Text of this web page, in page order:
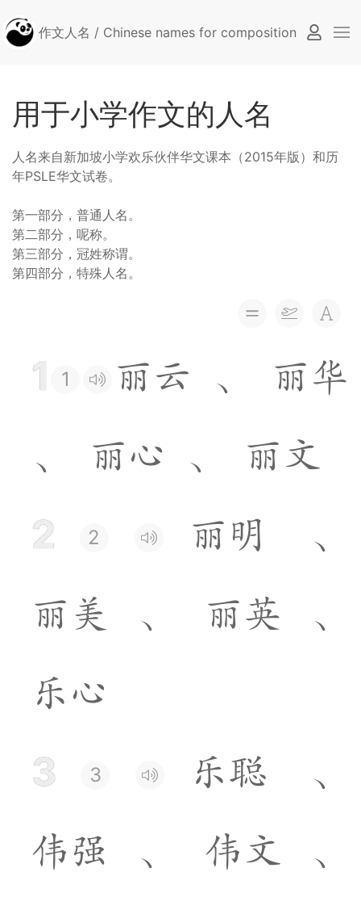
作文人名 / Chinese names for composition
用于小学作文的人名
人名来自新加坡小学欢乐伙伴华文课本（2015年版）和历
年PSLE华文试卷。
第一部分，普通人名。
第二部分，呢称。
第三部分，冠姓称谓。
第四部分，特殊人名。
1 1 丽云 、 丽华
、
丽心 、 丽文
2 2 丽明
、
丽 美 、 丽英
、
乐心
3 3 乐聪
、
伟强 、 伟文
、